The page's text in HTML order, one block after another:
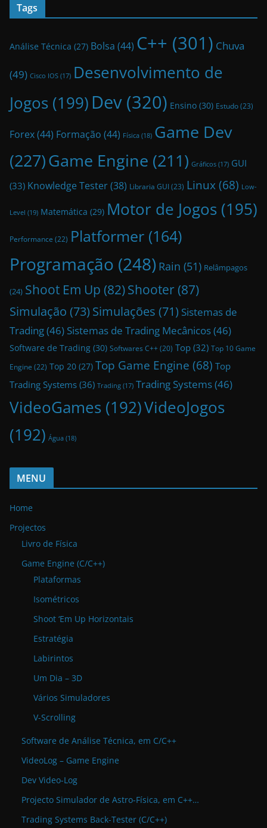
Tags
Análise Técnica (27) Bolsa (44) C++ (301) Chuva
(49) Cisco IOS (17) Desenvolvimento de
Jogos (199)Dev(320) Ensino (30) Estudo(23)
Forex(44) Formação (44) Física (18) Game Dev
(227)Game Engine (211) Gráficos (17) GUI
(33) Knowledge Tester(38) Libraria GUI(23) Linux(68) Low-
Level (19) Matemática (29) Motor de Jogos (195)
Performance (22) Platformer (164)
Programação (248) Rain (51) Relâmpagos
(24) Shoot Em Up (82)Shooter (87)
Simulação (73) Simulações (71) Sistemas de
Trading(46) Sistemas de Trading Mecânicos(46)
Software de Trading (30) Softwares C++ (20) Top (32) Top 10 Game
Engine (22) Top 20 (27) Top Game Engine (68) Top
Trading Systems (36) Trading (17) Trading Systems(46)
VideoGames (192)VideoJogos
(192) Água (18)
MENU
Home
Projectos
Livro de Física
Game Engine (C/C++)
Plataformas
Isométricos
Shoot ‘Em Up Horizontais
Estratégia
Labirintos
Um Dia – 3D
Vários Simuladores
V-Scrolling
Software de Análise Técnica, em C/C++
VideoLog – Game Engine
Dev Video-Log
Projecto Simulador de Astro-Física, em C++…
Trading Systems Back-Tester (C/C++)